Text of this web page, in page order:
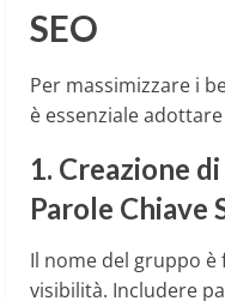
SEO
Per massimizzare i
è essenziale
1. Creazione
Parole Chiave
Il nome del gruppo
visibilità. Includere